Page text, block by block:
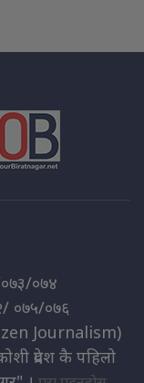
०७४
०७५/०७६
Journalism)
प्रदेश कै पहिलो